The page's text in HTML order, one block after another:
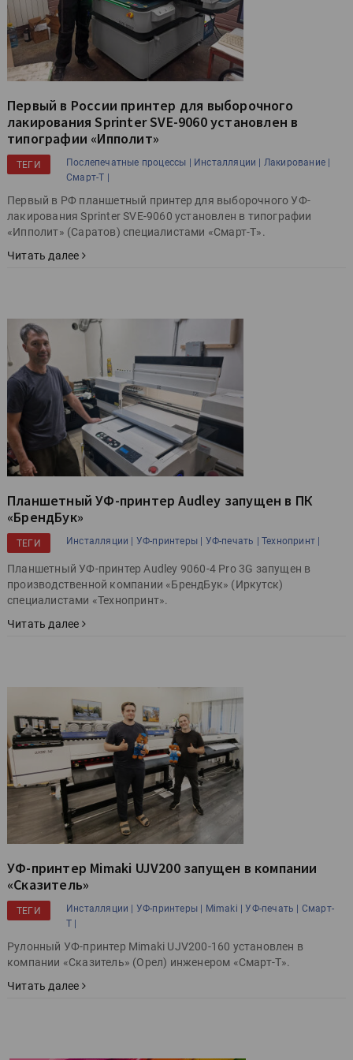
Первый в России принтер для выборочного
лакирования Sprinter SVE-9060 установлен в
типографии «Ипполит»
ТЕГИ Послепечатные процессы | Инсталляции |
Лакирование |
Смарт-Т |
Первый в РФ планшетный принтер для выборочного УФ-
лакирования Sprinter SVE-9060 установлен в типографии
«Ипполит» (Саратов) специалистами «Смарт-Т».
Читать далее
Планшетный УФ-принтер Audley запущен в ПК
«БрендБук»
ТЕГИ Инсталляции | УФ-принтеры | УФ-печать | Технопринт |
Планшетный УФ-принтер Audley 9060-4 Pro 3G запущен в
производственной компании «БрендБук» (Иркутск)
специалистами «Технопринт».
Читать далее
УФ-принтер Mimaki UJV200 запущен в компании
«Сказитель»
ТЕГИ Инсталляции | УФ-принтеры | Mimaki | УФ-печать |
Смарт-
Т |
Рулонный УФ-принтер Mimaki UJV200-160 установлен в
компании «Сказитель» (Орел) инженером «Смарт-Т».
Читать далее